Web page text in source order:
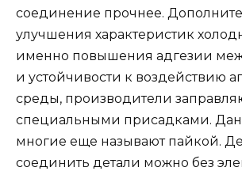
соединение прочнее.
улучшения характеристик
именно повышения адгезии
и устойчивости к воздействию
среды, производители
специальными присадками.
многие еще называют пайкой.
соединить детали можно без